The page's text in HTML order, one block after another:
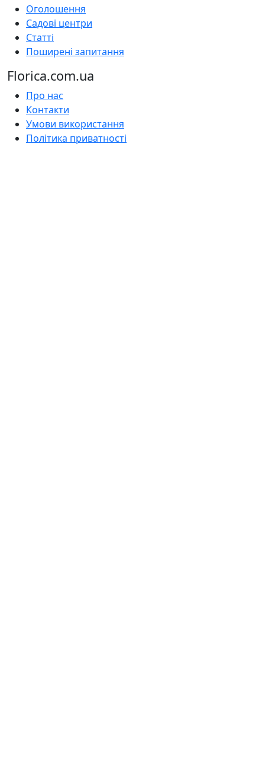
Оголошення
Садові центри
Статті
Поширені запитання
Florica.com.ua
Про нас
Контакти
Умови використання
Політика приватності